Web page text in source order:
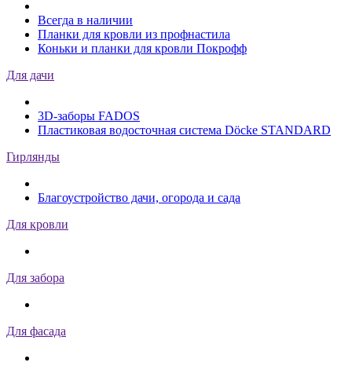
Всегда в наличии
Планки для кровли из профнастила
Коньки и планки для кровли Покрофф
Для дачи
3D-заборы FADOS
Пластиковая водосточная система Döcke STANDARD
Гирлянды
Благоустройство дачи, огорода и сада
Для кровли
Для забора
Для фасада